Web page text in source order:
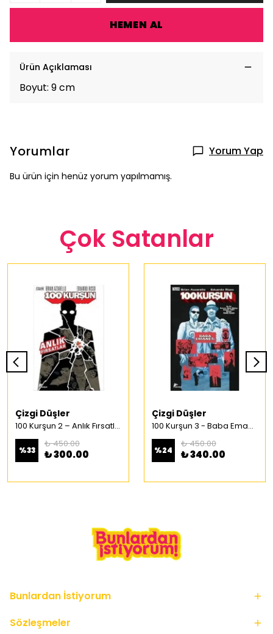
HEMEN AL
Ürün Açıklaması
Boyut: 9 cm
Yorumlar Yorum Yap
Bu ürün için henüz yorum yapılmamış.
Çok Satanlar
Çizgi Düşler
100 Kurşun 2 – Anlık Fırsatlar Türkçe Çizgi Roman
%33
₺ 450.00
₺ 300.00
Çizgi Düşler
100 Kurşun 3 - Baba Emaneti Türkçe Çizgi Roman
%24
₺ 450.00
₺ 340.00
Bunlardan İstiyorum
Sözleşmeler